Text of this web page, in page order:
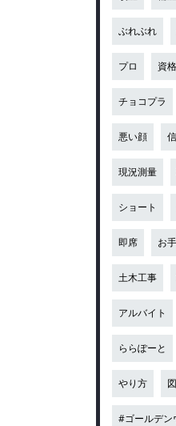
ぶれぶれ
プロ 資格
チョコプラ
悪い顔
現況測量
ショート
即席 お
土木工事
アルバイト
ららぽーと
やり方
#ゴールデン